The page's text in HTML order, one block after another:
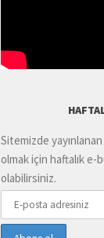
Sitemizde
olmak için haftalık
olabilirsiniz.